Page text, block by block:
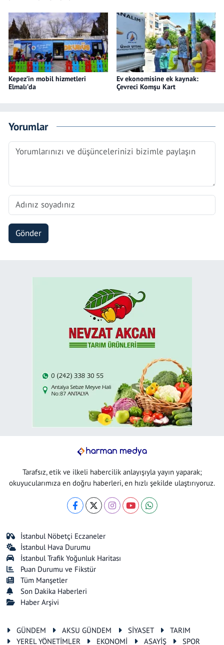
Kepez’in mobil hizmetleri
Elmalı’da
Ev ekonomisine ek kaynak:
Çevreci Komşu Kart
Yorumlar
Gönder
Tarafsız, etik ve ilkeli habercilik anlayışıyla yayın yaparak;
okuyucularımıza en doğru haberleri, en hızlı şekilde ulaştırıyoruz.
İstanbul Nöbetçi Eczaneler
İstanbul Hava Durumu
İstanbul Trafik Yoğunluk Haritası
Puan Durumu ve Fikstür
Tüm Manşetler
Son Dakika Haberleri
Haber Arşivi
GÜNDEM AKSU GÜNDEM SİYASET
TARIM
YEREL YÖNETİMLER
EKONOMİ ASAYİŞ SPOR